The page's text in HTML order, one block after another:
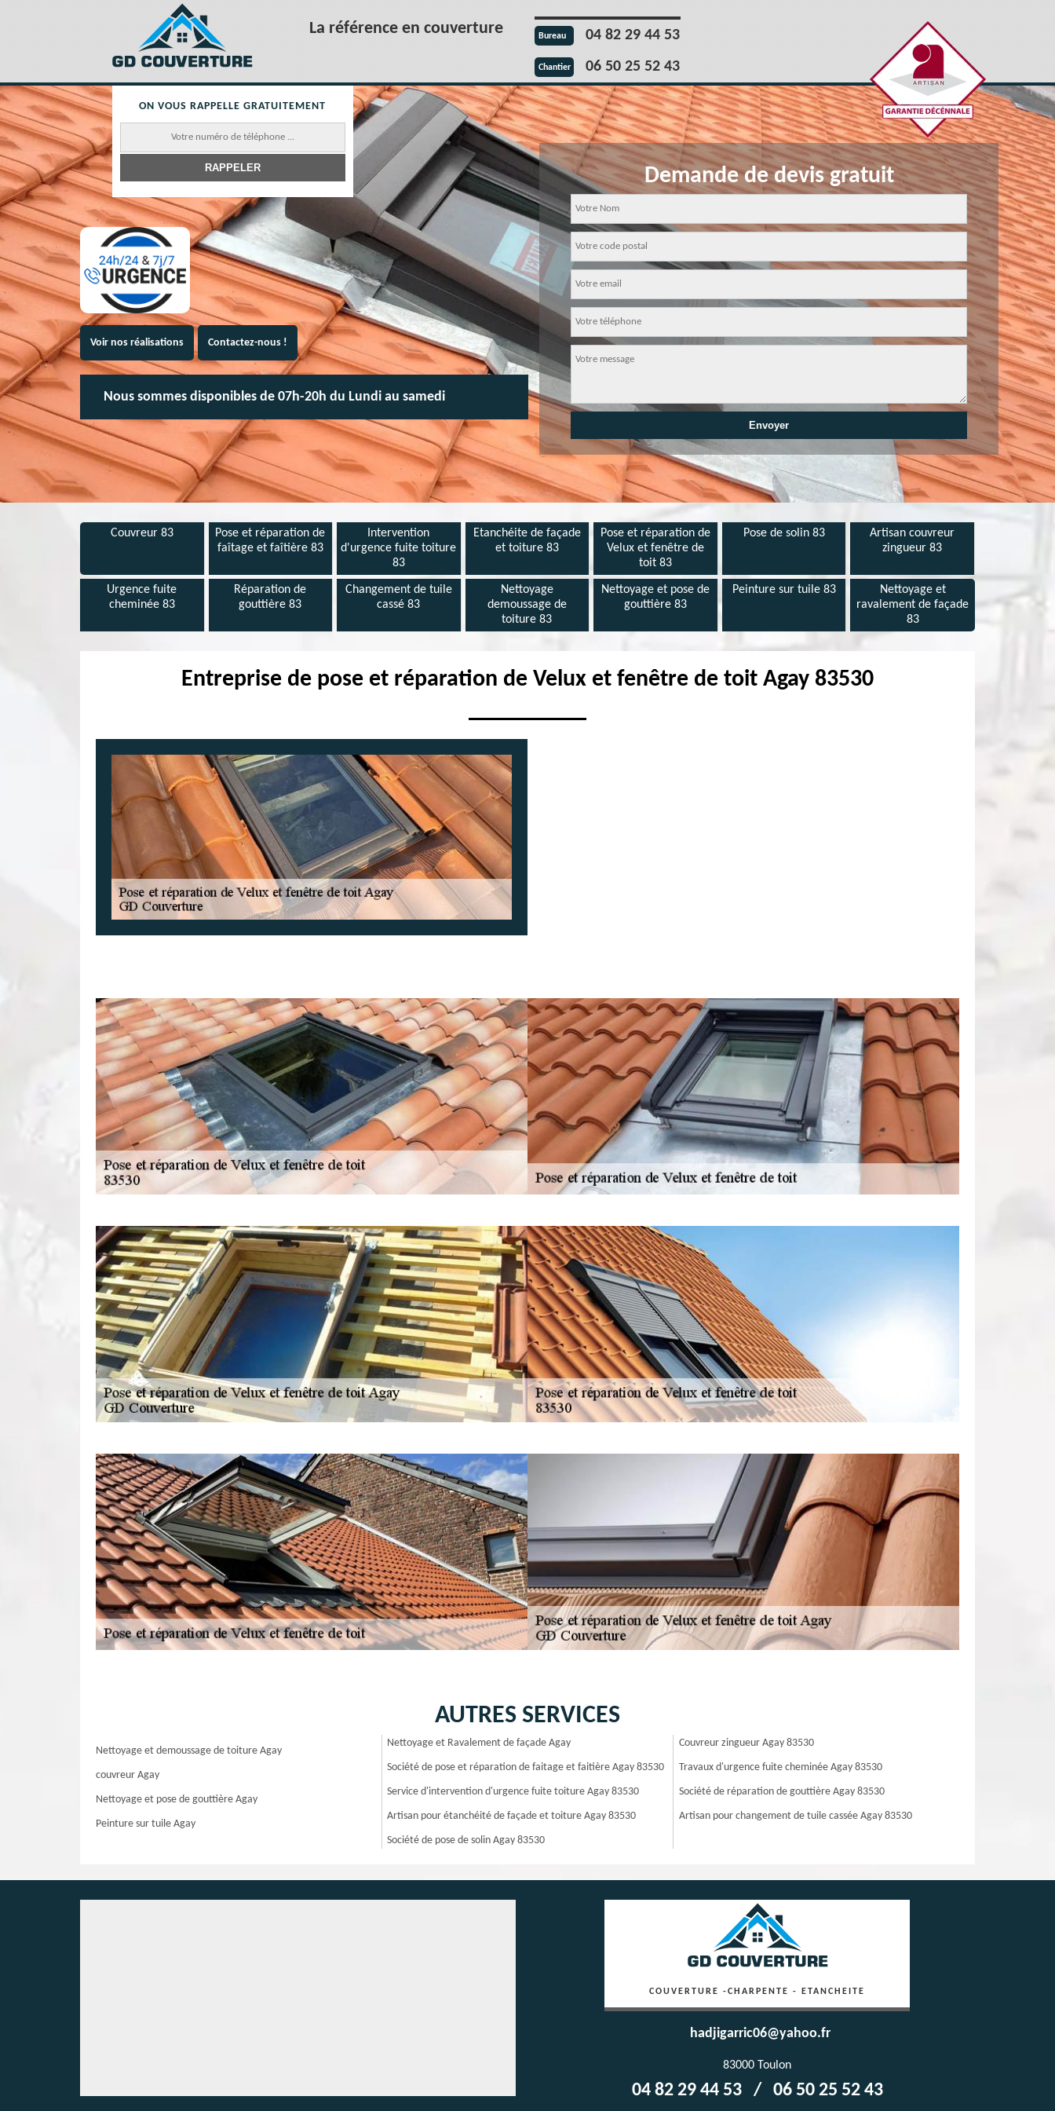
La référence en couverture Bureau 04 82 29 44 53
Chantier 06 50 25 52 43
Voir nos réalisations Contactez-nous !
Nous sommes disponibles de 07h-20h du Lundi au samedi
Demande de devis gratuit
ON VOUS RAPPELLE GRATUITEMENT
Couvreur 83
Pose et réparation de
faîtage et faîtière 83
Intervention
d'urgence fuite toiture
83
Etanchéite de façade
et toiture 83
Pose et réparation de
Velux et fenêtre de
toit 83
Pose de solin 83
Artisan couvreur
zingueur 83
Urgence fuite
cheminée 83
Réparation de
gouttière 83
Changement de tuile
cassé 83
Nettoyage
demoussage de
toiture 83
Nettoyage et pose de
gouttière 83
Peinture sur tuile 83
Nettoyage et
ravalement de façade
83
Entreprise de pose et réparation de Velux et fenêtre de toit Agay 83530
AUTRES SERVICES
Nettoyage et demoussage de toiture Agay
couvreur Agay
Nettoyage et pose de gouttière Agay
Peinture sur tuile Agay
Nettoyage et Ravalement de façade Agay
Société de pose et réparation de faitage et faitière Agay 83530
Service d'intervention d'urgence fuite toiture Agay 83530
Artisan pour étanchéité de façade et toiture Agay 83530
Société de pose de solin Agay 83530
Couvreur zingueur Agay 83530
Travaux d'urgence fuite cheminée Agay 83530
Société de réparation de gouttière Agay 83530
Artisan pour changement de tuile cassée Agay 83530
COUVERTURE -CHARPENTE - ETANCHEITE
hadjigarric06@yahoo.fr
83000 Toulon
04 82 29 44 53 / 06 50 25 52 43